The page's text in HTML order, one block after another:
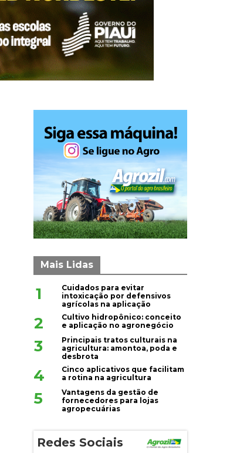
Mais Lidas
1
Cuidados para evitar
intoxicação por defensivos
agrícolas na aplicação
2
Cultivo hidropônico: conceito
e aplicação no agronegócio
3
Principais tratos culturais na
agricultura: amontoa, poda e
desbrota
4
Cinco aplicativos que facilitam
a rotina na agricultura
5
Vantagens da gestão de
fornecedores para lojas
agropecuárias
Redes Sociais